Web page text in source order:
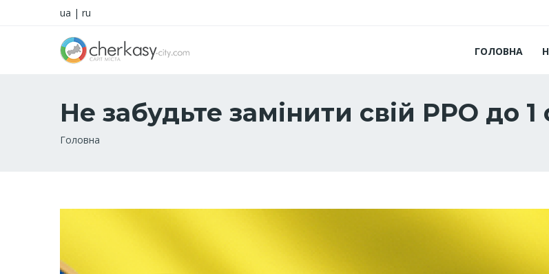
ua | ru
ГОЛОВНА
Не забудьте замінити свій РРО до 1
Рядок
Головна